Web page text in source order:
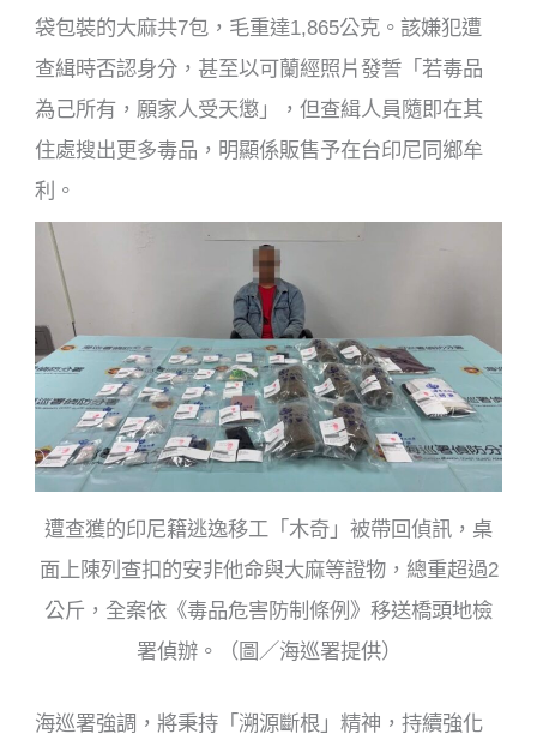
袋包裝的大麻共7包，毛重達1,865公克。該嫌犯遭
查緝時否認身分，甚至以可蘭經照片發誓「若毒品
為己所有，願家人受天懲」，但查緝人員隨即在其
住處搜出更多毒品，明顯係販售予在台印尼同鄉牟
利。
遭查獲的印尼籍逃逸移工「木奇」被帶回偵訊，桌
面上陳列查扣的安非他命與大麻等證物，總重超過2
公斤，全案依《毒品危害防制條例》移送橋頭地檢
署偵辦。（圖／海巡署提供）
海巡署強調，將秉持「溯源斷根」精神，持續強化